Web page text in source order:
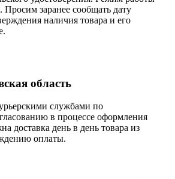
Просим заранее сообщать дату
наличия товара и его
область
службами по
в процессе оформления
доставка день в день товара из
оплаты.